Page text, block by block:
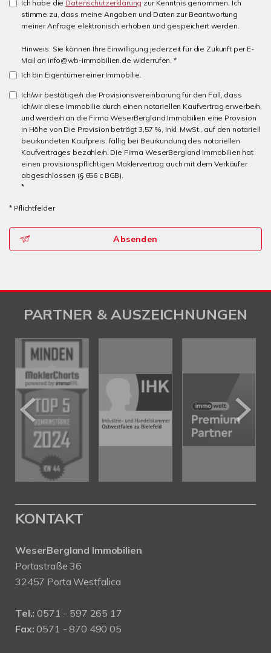
Ich habe die Datenschutzerklärung zur Kenntnis genommen. Ich
stimme zu, dass meine Angaben und Daten zur Beantwortung
meiner Anfrage elektronisch erhoben und gespeichert werden.
Hinweis: Sie können Ihre Einwilligung jederzeit für die Zukunft per E-
Mail an info@wb-immobilien.de widerrufen. *
Ich bin Eigentümer einer Immobilie.
Ich/wir bestätige/n die Provisionsvereinbarung für den Fall, dass
ich/wir diese Immobilie durch einen notariellen Kaufvertrag erwerbe/n,
und werde/n an die Firma WeserBergland Immobilien eine Provision
in Höhe von Die Provision beträgt 3,57 %, inkl. MwSt., auf den notariell
beurkundeten Kaufpreis. fällig bei Beurkundung des notariellen
Kaufvertrages bezahle/n. Die Firma WeserBergland Immobilien hat
einen provisionspflichtigen Maklervertrag auch mit dem Verkäufer
abgeschlossen (§ 656 c BGB).
*
* Pflichtfelder
Absenden
PARTNER & AUSZEICHNUNGEN
KONTAKT
WeserBergland Immobilien
Portastraße 36
32457 Porta Westfalica
Tel.: 0571 - 597 265 17
Fax: 0571 - 870 490 05